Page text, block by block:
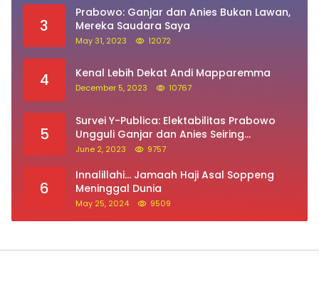
3
Prabowo: Ganjar dan Anies Bukan Lawan,
Mereka Saudara Saya
May 31, 2023 12072
4 Kenal Lebih Dekat Andi Mapparemma
December 5, 2023 10767
5
Survei Y-Publica: Elektabilitas Prabowo
Ungguli Ganjar dan Anies Seiring
Kepuasan Terhadap Jokowi Naik
June 2, 2023 9757
6
Innalillahi… Jamaah Haji Asal Soppeng
Meninggal Dunia
May 25, 2024 9509